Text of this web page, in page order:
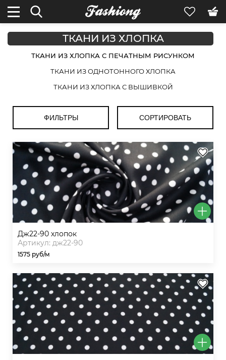
ТКАНИ ИЗ ХЛОПКА
ТКАНИ ИЗ ХЛОПКА С ПЕЧАТНЫМ РИСУНКОМ
ТКАНИ ИЗ ОДНОТОННОГО ХЛОПКА
ТКАНИ ИЗ ХЛОПКА С ВЫШИВКОЙ
ФИЛЬТРЫ СОРТИРОВАТЬ
дж22-90 хлопок
Артикул: дж22-90
1575 руб/м